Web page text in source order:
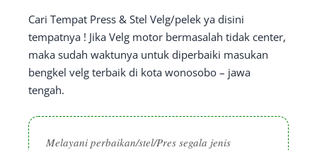
Cari Tempat Press & Stel Velg/pelek ya disini
tempatnya ! Jika Velg motor bermasalah tidak center,
maka sudah waktunya untuk diperbaiki masukan
bengkel velg terbaik di kota wonosobo – jawa
tengah.
Melayani perbaikan/stel/Pres segala jenis